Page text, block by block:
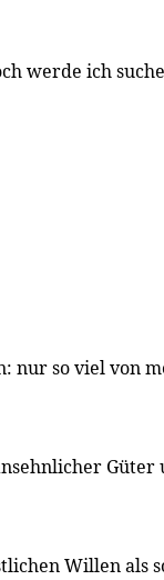
werde ich
nur so viel von
Willen als